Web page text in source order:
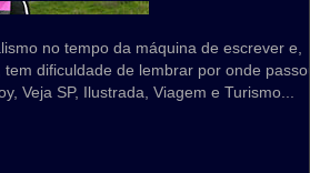
no tempo da máquina de escrever e,
dificuldade de lembrar por onde
Veja SP, Ilustrada, Viagem e Turismo...